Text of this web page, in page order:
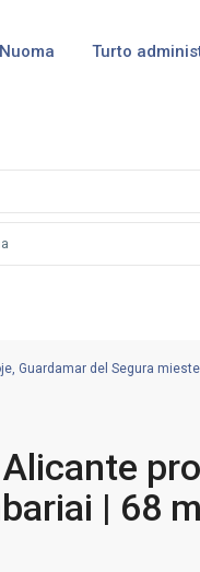
Nuoma Turto
Guardamar del Segura
| 68